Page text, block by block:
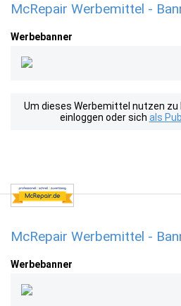
McRepair Werbemittel -
Werbebanner
Um dieses Werbemittel nutzen zu
einloggen oder sich als
McRepair Werbemittel -
Werbebanner